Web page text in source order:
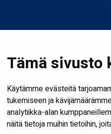
Tämä sivusto
Käytämme evästeitä
tukemiseen ja
analytiikka-alan
näitä tietoja muihin tietoihin,